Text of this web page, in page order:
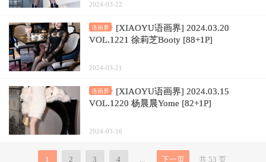
2024-03-22
语画界
[XIAOYU语画界] 2024.03.20
VOL.1221 徐莉芝Booty [88+1P]
2024-03-21
语画界
[XIAOYU语画界] 2024.03.15
VOL.1220 杨晨晨Yome [82+1P]
2024-03-16
1 2 3 4 ... 下一页 共 53 页